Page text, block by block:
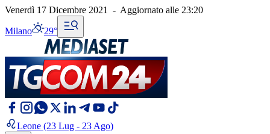
Venerdì 17 Dicembre 2021 - Aggiornato alle 23:20
Milano 29°
Leone (23 Lug - 23 Ago)